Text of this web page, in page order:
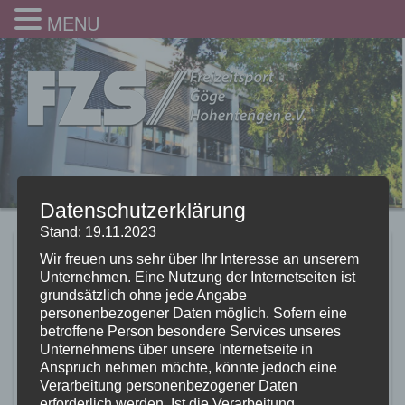
Alle unsere Gruppen
starten wieder nach den
Sommerferien
10.09.2021
MENU
Datenschutzerklärung
Stand: 19.11.2023
Wir freuen uns sehr über Ihr Interesse an unserem
Unternehmen. Eine Nutzung der Internetseiten ist
grundsätzlich ohne jede Angabe
personenbezogener Daten möglich. Sofern eine
betroffene Person besondere Services unseres
Unternehmens über unsere Internetseite in
Anspruch nehmen möchte, könnte jedoch eine
Verarbeitung personenbezogener Daten